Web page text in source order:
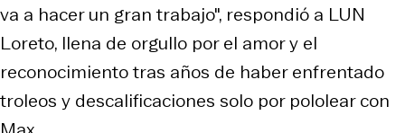
va a hacer un gran trabajo", respondió a LUN
Loreto, llena de orgullo por el amor y el
reconocimiento tras años de haber enfrentado
troleos y descalificaciones solo por pololear con